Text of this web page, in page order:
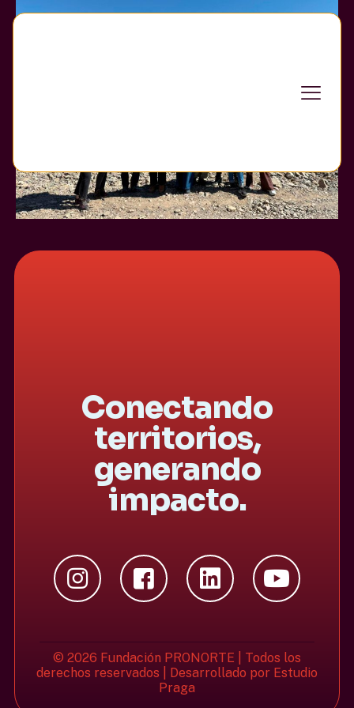
Conectando
territorios,
generando
impacto.
© 2026 Fundación PRONORTE | Todos los
derechos reservados | Desarrollado por Estudio
Praga